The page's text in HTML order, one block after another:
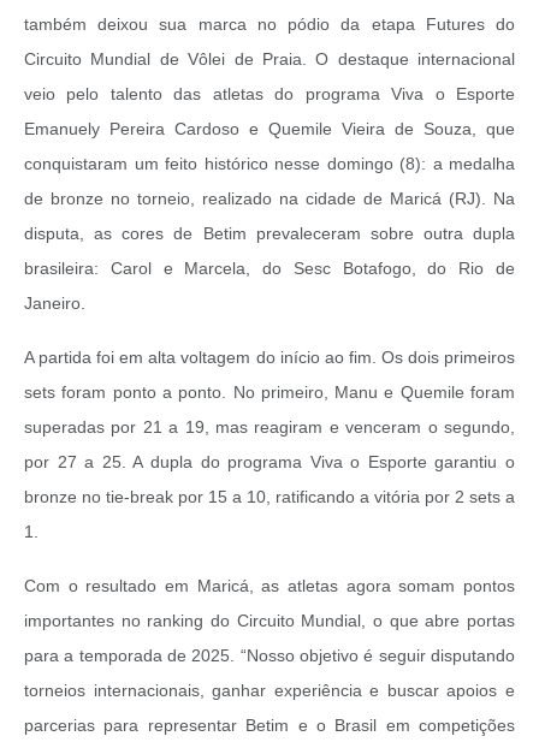
também deixou sua marca no pódio da etapa Futures do
Circuito Mundial de Vôlei de Praia. O destaque internacional
veio pelo talento das atletas do programa Viva o Esporte
Emanuely Pereira Cardoso e Quemile Vieira de Souza, que
conquistaram um feito histórico nesse domingo (8): a medalha
de bronze no torneio, realizado na cidade de Maricá (RJ). Na
disputa, as cores de Betim prevaleceram sobre outra dupla
brasileira: Carol e Marcela, do Sesc Botafogo, do Rio de
Janeiro.
A partida foi em alta voltagem do início ao fim. Os dois primeiros
sets foram ponto a ponto. No primeiro, Manu e Quemile foram
superadas por 21 a 19, mas reagiram e venceram o segundo,
por 27 a 25. A dupla do programa Viva o Esporte garantiu o
bronze no tie-break por 15 a 10, ratificando a vitória por 2 sets a
1.
Com o resultado em Maricá, as atletas agora somam pontos
importantes no ranking do Circuito Mundial, o que abre portas
para a temporada de 2025. “Nosso objetivo é seguir disputando
torneios internacionais, ganhar experiência e buscar apoios e
parcerias para representar Betim e o Brasil em competições